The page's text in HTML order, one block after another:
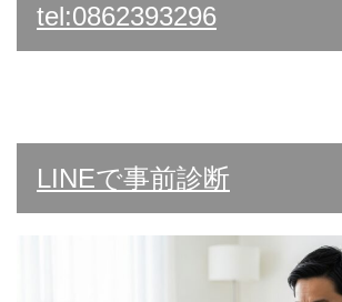
tel:0862393296
LINEで事前診断